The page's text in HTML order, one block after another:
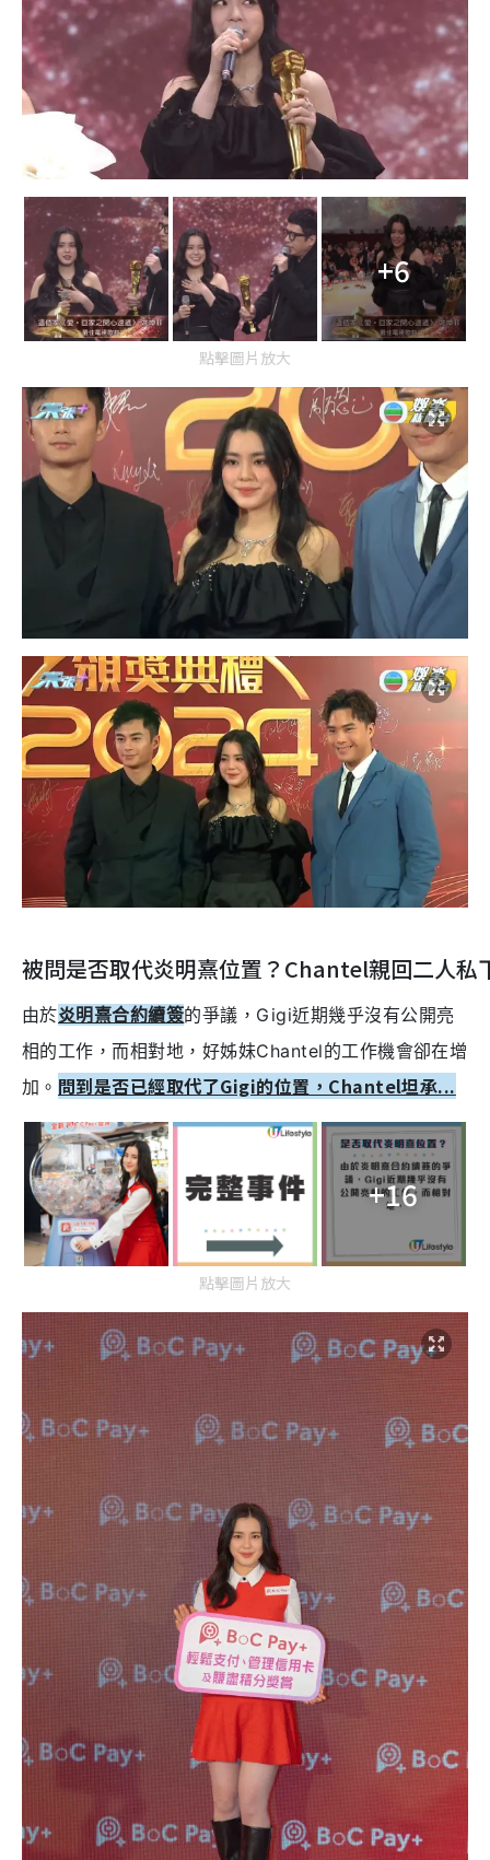
+6
點擊圖片放大
被問是否取代炎明熹位置？Chantel親回二人私
由於炎明熹合約續簽的爭議，Gigi近期幾乎沒有公開亮
相的工作，而相對地，好姊妹Chantel的工作機會卻在增
加。 問到是否已經取代了Gigi的位置，Chantel坦承...
+16
點擊圖片放大